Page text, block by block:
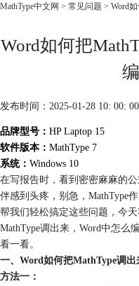
MathType中文网 > 常见问题 > Word
Word如何把
发布时间：2025-01-28 10: 00: 00
品牌型号： HP Laptop 15
软件版本： MathType 7
系统： Windows 10
在写报告时，看到密密麻麻的
伴感到头疼，别急，MathType
帮我们轻松搞定这些问题，今
MathType调出来，Word中怎么
看一看。
一、Word如何把MathType调出
方法一：